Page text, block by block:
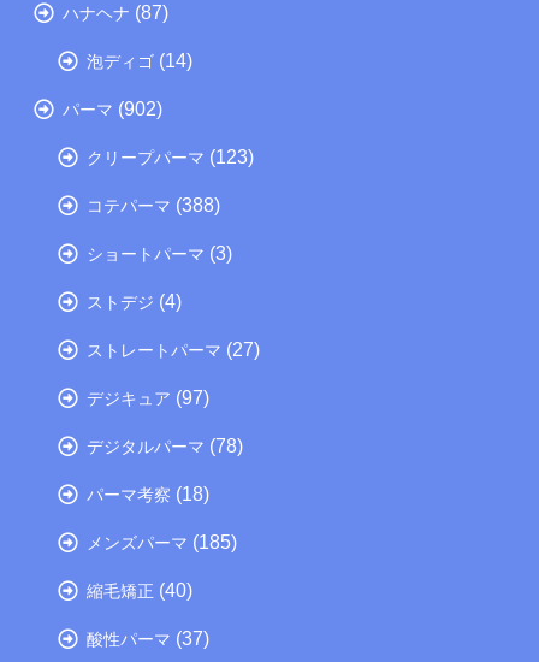
ハナヘナ (87)
泡ディゴ (14)
パーマ (902)
クリープパーマ (123)
コテパーマ (388)
ショートパーマ (3)
ストデジ (4)
ストレートパーマ (27)
デジキュア (97)
デジタルパーマ (78)
パーマ考察 (18)
メンズパーマ (185)
縮毛矯正 (40)
酸性パーマ (37)